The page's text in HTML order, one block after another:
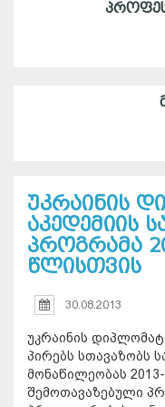
უკრაინის
აკედემიის
პროგრამა
წლისთვის
30.08.2013
უკრაინის
პირებს სთავაზობს
მონაწილეობას
შემოთავაზებული